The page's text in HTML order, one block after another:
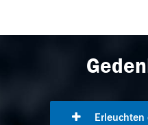
Erleuchten